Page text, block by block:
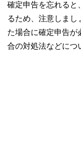
確定申告を忘れると
るため、注意しまし
た場合に確定申告が
合の対処法などにつ